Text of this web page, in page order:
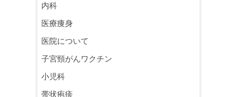
内科
医療痩身
医院について
子宮頸がんワクチン
小児科
帯状疱疹